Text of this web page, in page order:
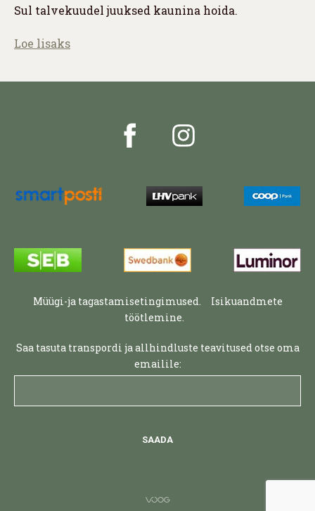
Sul talvekuudel juuksed kaunina hoida.
Loe lisaks
Müügi-ja tagastamisetingimused.
Isikuandmete
töötlemine.
Saa tasuta transpordi ja allhindluste teavitused otse oma
emailile: